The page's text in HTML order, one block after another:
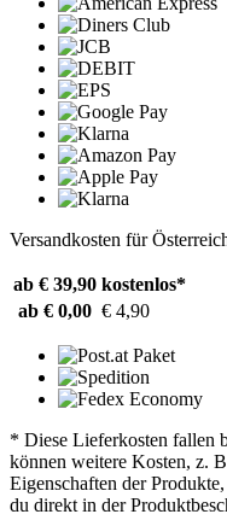
Versandkosten für
ab € 39,90 kostenlos*
ab € 0,00 € 4,90
* Diese Lieferkosten fallen
können weitere Kosten, z.
Eigenschaften der
du direkt in der